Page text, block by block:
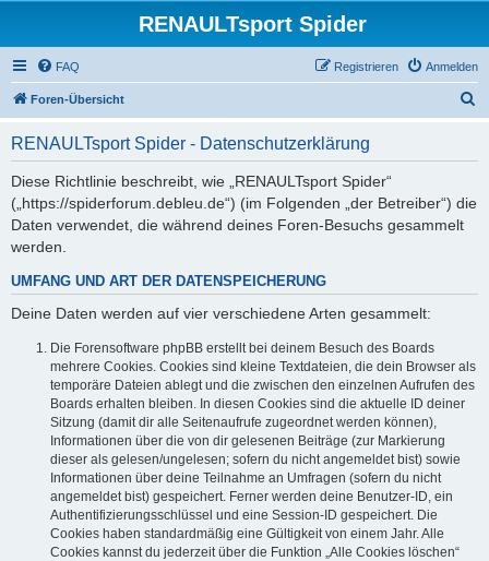
RENAULTsport Spider
FAQ Anmelden
Registrieren
Foren-Übersicht
RENAULTsport Spider - Datenschutzerklärung
Diese Richtlinie beschreibt, wie „RENAULTsport Spider“
(„https://spiderforum.debleu.de“) (im Folgenden „der Betreiber“) die
Daten verwendet, die während deines Foren-Besuchs gesammelt
werden.
UMFANG UND ART DER DATENSPEICHERUNG
Deine Daten werden auf vier verschiedene Arten gesammelt:
Die Forensoftware phpBB erstellt bei deinem Besuch des Boards
mehrere Cookies. Cookies sind kleine Textdateien, die dein Browser als
temporäre Dateien ablegt und die zwischen den einzelnen Aufrufen des
Boards erhalten bleiben. In diesen Cookies sind die aktuelle ID deiner
Sitzung (damit dir alle Seitenaufrufe zugeordnet werden können),
Informationen über die von dir gelesenen Beiträge (zur Markierung
dieser als gelesen/ungelesen; sofern du nicht angemeldet bist) sowie
Informationen über deine Teilnahme an Umfragen (sofern du nicht
angemeldet bist) gespeichert. Ferner werden deine Benutzer-ID, ein
Authentifizierungsschlüssel und eine Session-ID gespeichert. Die
Cookies haben standardmäßig eine Gültigkeit von einem Jahr. Alle
Cookies kannst du jederzeit über die Funktion „Alle Cookies löschen“